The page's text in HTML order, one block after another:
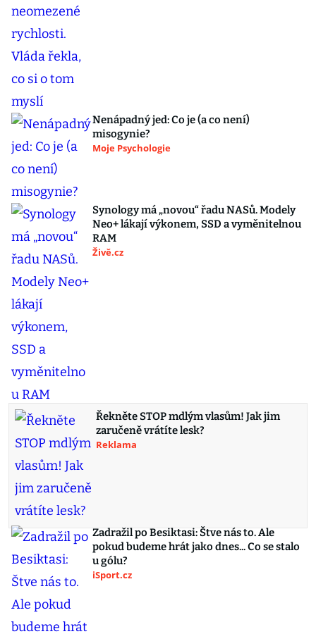
Nenápadný jed: Co je (a co není)
misogynie?
Moje Psychologie
Synology má „novou“ řadu NASů. Modely
Neo+ lákají výkonem, SSD a vyměnitelnou
RAM
Živě.cz
Řekněte STOP mdlým vlasům! Jak jim
zaručeně vrátíte lesk?
Reklama
Zadražil po Besiktasi: Štve nás to. Ale
pokud budeme hrát jako dnes... Co se stalo
u gólu?
iSport.cz